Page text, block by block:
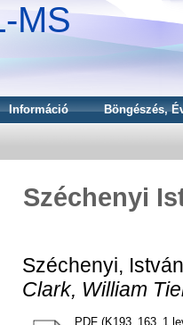
MS
Információ Böngészés,
Széchenyi
Széchenyi, István
Clark, William
PDF (K193_163_1